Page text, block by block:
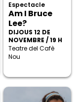
Espectacle
Am I Bruce
Lee?
DIJOUS 12 DE
NOVEMBRE / 19 H
Teatre del Cafè
Nou